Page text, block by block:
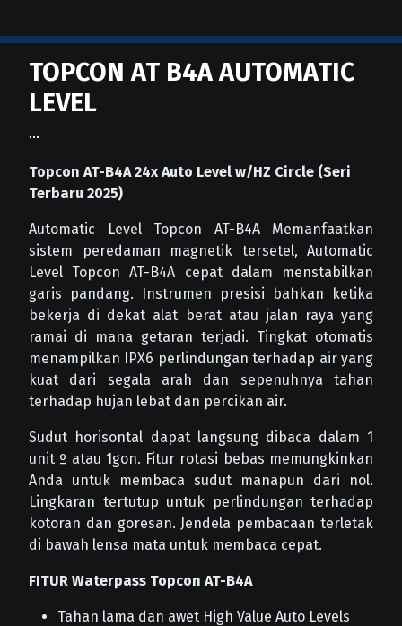
TOPCON AT B4A AUTOMATIC
LEVEL
Topcon AT-B4A 24x Auto Level w/HZ Circle (Seri
Terbaru 2025)
Automatic Level Topcon AT-B4A Memanfaatkan
sistem peredaman magnetik tersetel, Automatic
Level Topcon AT-B4A cepat dalam menstabilkan
garis pandang. Instrumen presisi bahkan ketika
bekerja di dekat alat berat atau jalan raya yang
ramai di mana getaran terjadi. Tingkat otomatis
menampilkan IPX6 perlindungan terhadap air yang
kuat dari segala arah dan sepenuhnya tahan
terhadap hujan lebat dan percikan air.
Sudut horisontal dapat langsung dibaca dalam 1
unit º atau 1gon. Fitur rotasi bebas memungkinkan
Anda untuk membaca sudut manapun dari nol.
Lingkaran tertutup untuk perlindungan terhadap
kotoran dan goresan. Jendela pembacaan terletak
di bawah lensa mata untuk membaca cepat.
FITUR Waterpass Topcon AT-B4A
Tahan lama dan awet High Value Auto Levels